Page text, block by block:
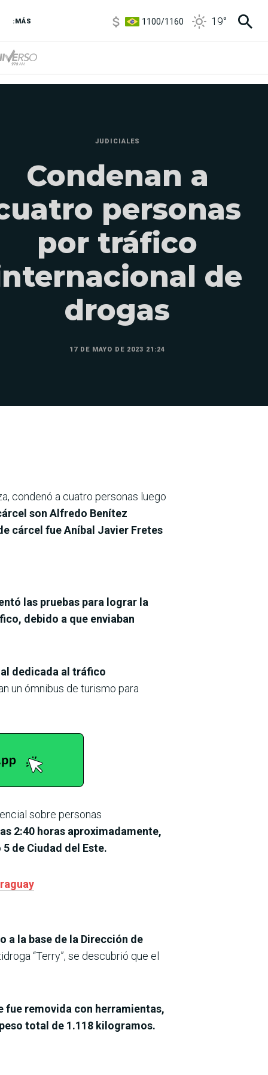
:MÁS
3,8/4
19°
JUDICIALES
Condenan a
personas
por tráfico
de
drogas
17 DE MAYO DE 2023 21:24
condenó a cuatro personas luego
son Alfredo Benítez
cárcel fue Aníbal Javier Fretes
las pruebas para lograr la
debido a que enviaban
dedicada al tráfico
un ómnibus de turismo para
sobre personas
2:40 horas aproximadamente,
de Ciudad del Este.
a la base de la Dirección de
“Terry”, se descubrió que el
fue removida con herramientas,
total de 1.118 kilogramos.